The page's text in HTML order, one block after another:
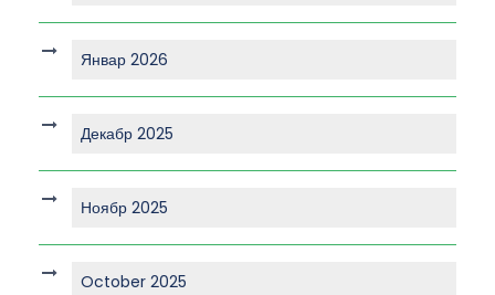
Январ 2026
Декабр 2025
Ноябр 2025
October 2025